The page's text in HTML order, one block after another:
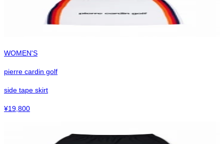
WOMEN'S
pierre cardin golf
side tape skirt
¥19,800